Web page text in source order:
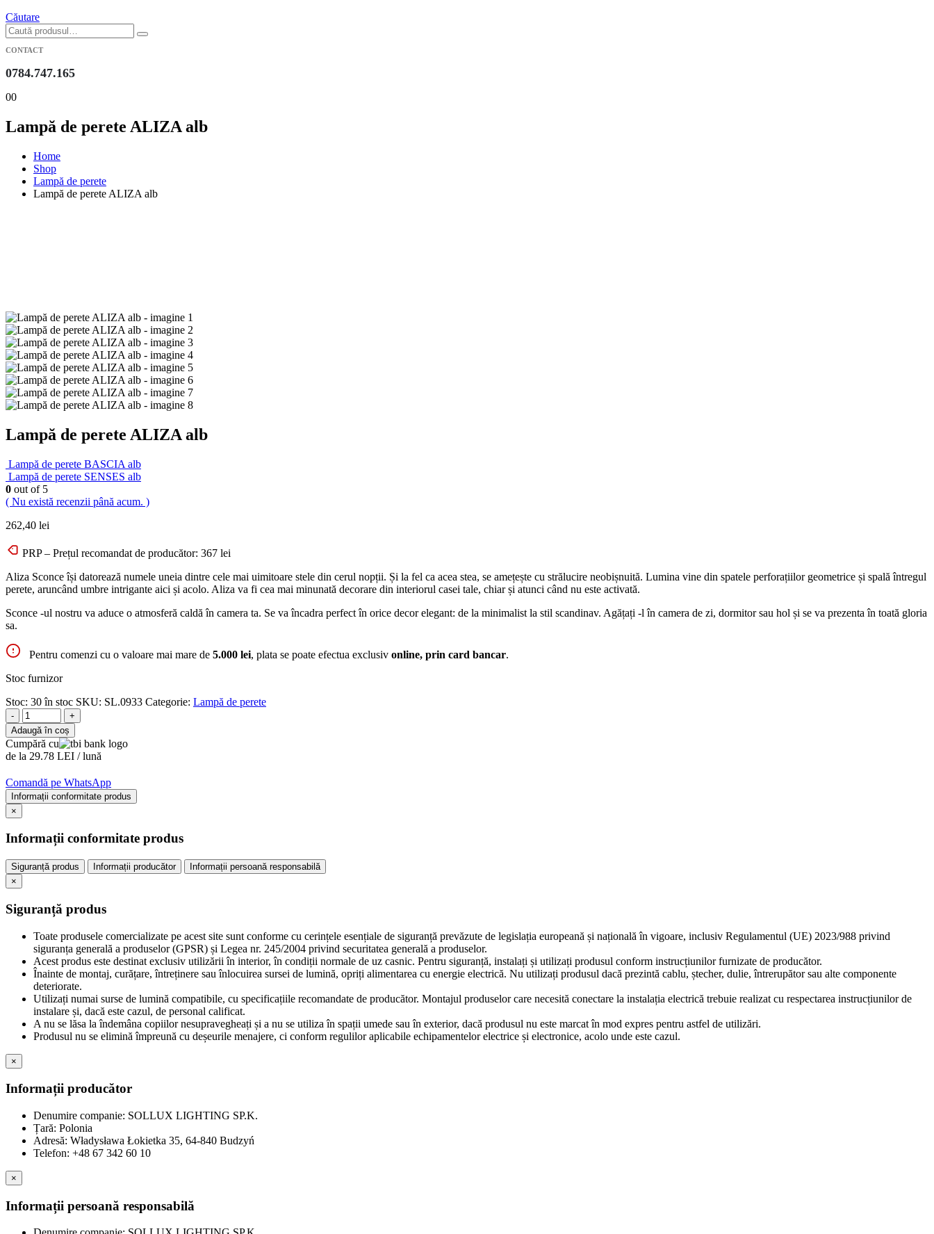
Căutare
CONTACT
0784.747.165
00
Lampă de perete ALIZA alb
Home
Shop
Lampă de perete
Lampă de perete ALIZA alb
Lampă de perete ALIZA alb
Lampă de perete BASCIA alb
Lampă de perete SENSES alb
0 out of 5
( Nu există recenzii până acum. )
262,40 lei
PRP – Prețul recomandat de producător: 367 lei
Aliza Sconce își datorează numele uneia dintre cele mai uimitoare stele din cerul nopții. Și la fel ca acea stea, se amețește cu strălucire neobișnuită. Lumina vine din spatele perforațiilor geometrice și spală întregul
perete, aruncând umbre intrigante aici și acolo. Aliza va fi cea mai minunată decorare din interiorul casei tale, chiar și atunci când nu este activată.
Sconce -ul nostru va aduce o atmosferă caldă în camera ta. Se va încadra perfect în orice decor elegant: de la minimalist la stil scandinav. Agățați -l în camera de zi, dormitor sau hol și se va prezenta în toată gloria
sa.
Pentru comenzi cu o valoare mai mare de 5.000 lei, plata se poate efectua exclusiv online, prin card bancar.
Stoc furnizor
Stoc: 30 în stoc SKU: SL.0933 Categorie: Lampă de perete
-
+
Adaugă în coș
Cumpără cu
de la 29.78 LEI / lună
Comandă pe WhatsApp
Informații conformitate produs
×
Informații conformitate produs
Siguranță produs Informații producător
Informații persoană responsabilă
×
Siguranță produs
Toate produsele comercializate pe acest site sunt conforme cu cerințele esențiale de siguranță prevăzute de legislația europeană și națională în vigoare, inclusiv Regulamentul (UE) 2023/988 privind
siguranța generală a produselor (GPSR) și Legea nr. 245/2004 privind securitatea generală a produselor.
Acest produs este destinat exclusiv utilizării în interior, în condiții normale de uz casnic. Pentru siguranță, instalați și utilizați produsul conform instrucțiunilor furnizate de producător.
Înainte de montaj, curățare, întreținere sau înlocuirea sursei de lumină, opriți alimentarea cu energie electrică. Nu utilizați produsul dacă prezintă cablu, ștecher, dulie, întrerupător sau alte componente
deteriorate.
Utilizați numai surse de lumină compatibile, cu specificațiile recomandate de producător. Montajul produselor care necesită conectare la instalația electrică trebuie realizat cu respectarea instrucțiunilor de
instalare și, dacă este cazul, de personal calificat.
A nu se lăsa la îndemâna copiilor nesupravegheați și a nu se utiliza în spații umede sau în exterior, dacă produsul nu este marcat în mod expres pentru astfel de utilizări.
Produsul nu se elimină împreună cu deșeurile menajere, ci conform regulilor aplicabile echipamentelor electrice și electronice, acolo unde este cazul.
×
Informații producător
Denumire companie: SOLLUX LIGHTING SP.K.
Țară: Polonia
Adresă: Władysława Łokietka 35, 64-840 Budzyń
Telefon: +48 67 342 60 10
×
Informații persoană responsabilă